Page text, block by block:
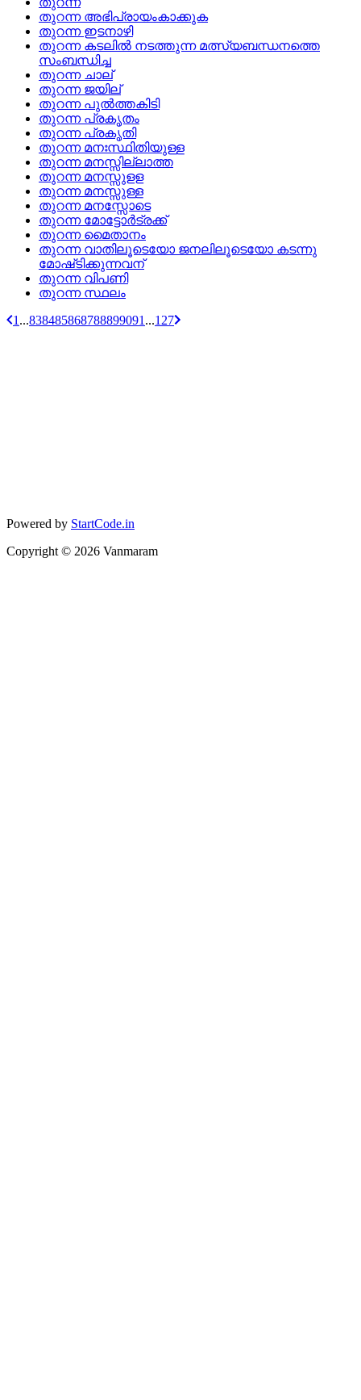
തുറന്ന അഭിപ്രായംകാക്കുക
തുറന്ന ഇടനാഴി
തുറന്ന കടലില്‍ നടത്തുന്ന മത്സ്യബന്ധനത്തെ
സംബന്ധിച്ച
തുറന്ന ചാല്
തുറന്ന ജയില്
തുറന്ന പുല്‍ത്തകിടി
തുറന്ന പ്രകൃതം
തുറന്ന പ്രകൃതി
തുറന്ന മനഃസ്ഥിതിയുള്ള
തുറന്ന മനസ്സില്ലാത്ത
തുറന്ന മനസ്സുളള
തുറന്ന മനസ്സുള്ള
തുറന്ന മനസ്സോടെ
തുറന്ന മോട്ടോര്‍ട്രക്ക്
തുറന്ന മൈതാനം
തുറന്ന വാതിലൂടെയോ ജനലിലൂടെയോ കടന്നു
മോഷ്‌ടിക്കുന്നവന്
തുറന്ന വിപണി
തുറന്ന സ്ഥലം
1 ...838485868788899091 ...127
Powered by StartCode.in
Copyright © 2026 Vanmaram